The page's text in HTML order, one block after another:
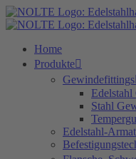
Zum
Inhalt
Home
Produkte
Gewindefittings
Stahl
Edelstahl-